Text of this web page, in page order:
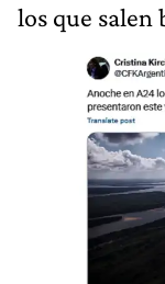
los que salen